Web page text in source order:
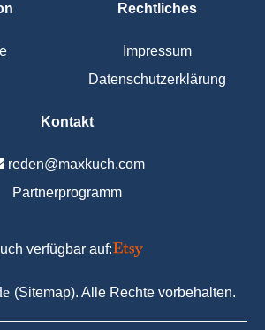
Rechtliches
Impressum
Datenschutzerklärung
Kontakt
reden@maxkuch.com
Partnerprogramm
verfügbar auf:
(Sitemap). Alle Rechte vorbehalten.